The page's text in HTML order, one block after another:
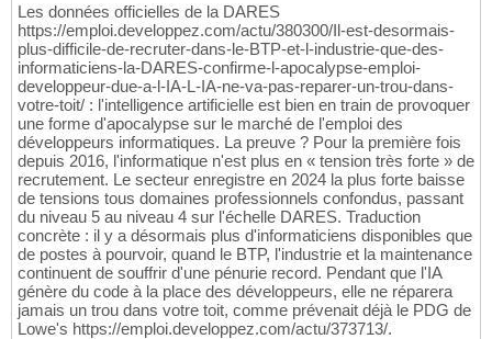
Les données officielles de la DARES
https://emploi.developpez.com/actu/380300/Il-est-desormais-
plus-difficile-de-recruter-dans-le-BTP-et-l-industrie-que-des-
informaticiens-la-DARES-confirme-l-apocalypse-emploi-
developpeur-due-a-l-IA-L-IA-ne-va-pas-reparer-un-trou-dans-
votre-toit/ : l'intelligence artificielle est bien en train de provoquer
une forme d'apocalypse sur le marché de l'emploi des
développeurs informatiques. La preuve ? Pour la première fois
depuis 2016, l'informatique n'est plus en « tension très forte » de
recrutement. Le secteur enregistre en 2024 la plus forte baisse
de tensions tous domaines professionnels confondus, passant
du niveau 5 au niveau 4 sur l'échelle DARES. Traduction
concrète : il y a désormais plus d'informaticiens disponibles que
de postes à pourvoir, quand le BTP, l'industrie et la maintenance
continuent de souffrir d'une pénurie record. Pendant que l'IA
génère du code à la place des développeurs, elle ne réparera
jamais un trou dans votre toit, comme prévenait déjà le PDG de
Lowe's https://emploi.developpez.com/actu/373713/.